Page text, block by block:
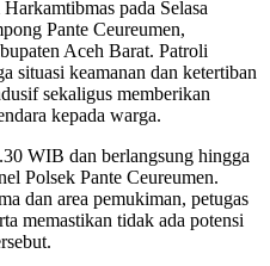
pada Selasa
Pante Ceureumen,
Aceh Barat. Patroli
situasi keamanan dan ketertiban
sekaligus memberikan
kepada warga.
WIB dan berlangsung hingga
Polsek Pante Ceureumen.
dan area pemukiman, petugas
memastikan tidak ada potensi